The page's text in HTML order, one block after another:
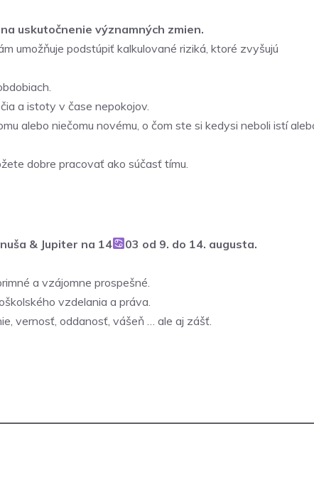
uskutočnenie významných zmien.
umožňuje podstúpiť kalkulované riziká, ktoré zvyšujú
a istoty v čase nepokojov.
alebo niečomu novému, o čom ste si kedysi neboli istí
dobre pracovať ako súčasť tímu.
& Jupiter na 14
03 od 9. do 14. augusta.
a vzájomne prospešné.
vzdelania a práva.
vernosť, oddanosť, vášeň … ale aj zášť.